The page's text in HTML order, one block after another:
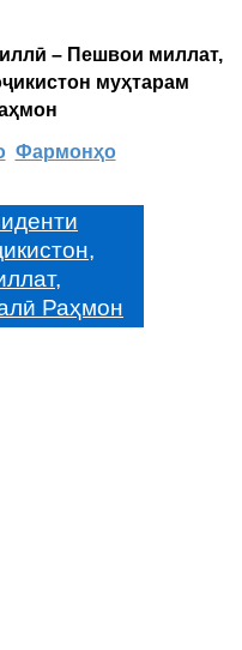
– Пешвои миллат,
муҳтарам
Фармонҳо
Раҳмон